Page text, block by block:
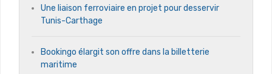
Une liaison ferroviaire en projet pour desservir
Tunis-Carthage
Bookingo élargit son offre dans la billetterie
maritime